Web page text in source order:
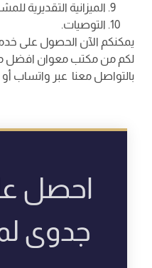
الميزانية التقديرية
التوصيات.
يمكنكم الآن الحصول على
لكم من مكتب معوان افضل
بالتواصل معنا عبر واتساب أو
احصل
جدوى